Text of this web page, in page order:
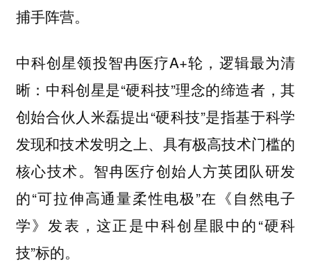
捕手阵营。
中科创星领投智冉医疗A+轮，逻辑最为清
晰：中科创星是“硬科技”理念的缔造者，其
创始合伙人米磊提出“硬科技”是指基于科学
发现和技术发明之上、具有极高技术门槛的
核心技术。智冉医疗创始人方英团队研发
的“可拉伸高通量柔性电极”在《自然电子
学》发表，这正是中科创星眼中的“硬科
技”标的。